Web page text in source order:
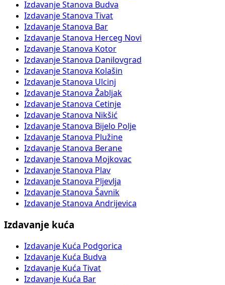
Izdavanje Stanova Budva
Izdavanje Stanova Tivat
Izdavanje Stanova Bar
Izdavanje Stanova Herceg Novi
Izdavanje Stanova Kotor
Izdavanje Stanova Danilovgrad
Izdavanje Stanova Kolašin
Izdavanje Stanova Ulcinj
Izdavanje Stanova Žabljak
Izdavanje Stanova Cetinje
Izdavanje Stanova Nikšić
Izdavanje Stanova Bijelo Polje
Izdavanje Stanova Plužine
Izdavanje Stanova Berane
Izdavanje Stanova Mojkovac
Izdavanje Stanova Plav
Izdavanje Stanova Pljevlja
Izdavanje Stanova Šavnik
Izdavanje Stanova Andrijevica
Izdavanje kuća
Izdavanje Kuća Podgorica
Izdavanje Kuća Budva
Izdavanje Kuća Tivat
Izdavanje Kuća Bar